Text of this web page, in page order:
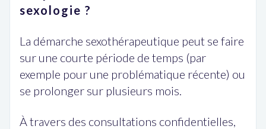
sexologie ?
La démarche sexothérapeutique peut se faire
sur une courte période de temps (par
exemple pour une problématique récente) ou
se prolonger sur plusieurs mois.
À travers des consultations confidentielles,